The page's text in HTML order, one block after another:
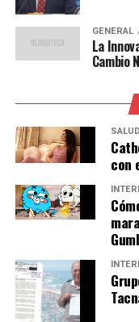
La energía de los
Mena describió
60.000 personas es
profundamente
nuevo capítulo en
consolidó su
internacional.
Proyección
futuro
de su imparable
más de 100 millones
su tema ‘Madrid
GENERAL
La
Cambio
SALUD
con